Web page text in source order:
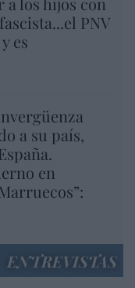
PNV
es
a su país,
en
ENTREVISTAS